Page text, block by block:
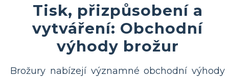
Tisk, přizpůsobení a
vytváření: Obchodní
výhody brožur
Brožury nabízejí významné obchodní výhody